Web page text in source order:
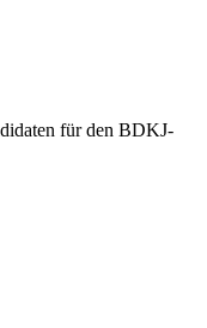
für den BDKJ-